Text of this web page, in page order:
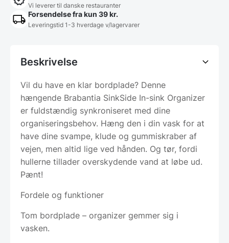
Vi leverer til danske restauranter
Forsendelse fra kun 39 kr.
Leveringstid 1-3 hverdage v/lagervarer
Beskrivelse
Vil du have en klar bordplade? Denne
hængende Brabantia SinkSide In-sink Organizer
er fuldstændig synkroniseret med dine
organiseringsbehov. Hæng den i din vask for at
have dine svampe, klude og gummiskraber af
vejen, men altid lige ved hånden. Og tør, fordi
hullerne tillader overskydende vand at løbe ud.
Pænt!
Fordele og funktioner
Tom bordplade – organizer gemmer sig i
vasken.